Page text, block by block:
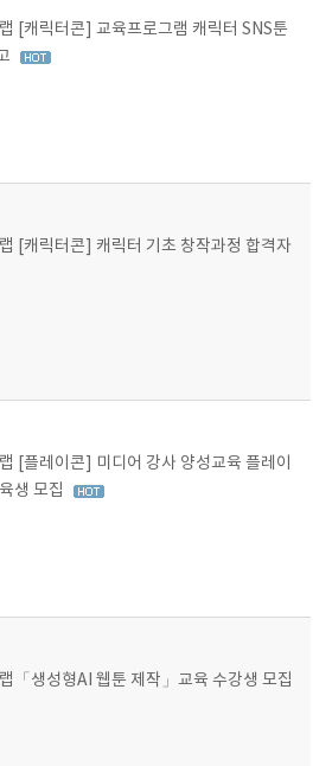
[캐릭터콘] 교육프로그램 캐릭터 SNS툰
[캐릭터콘] 캐릭터 기초 창작과정 합격자
[플레이콘] 미디어 강사 양성교육 플레이
생 모집
「생성형AI 웹툰 제작」교육 수강생 모집